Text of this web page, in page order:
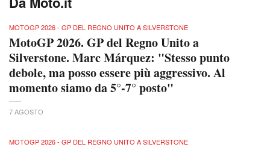
MOTOGP 2026 - GP DEL REGNO UNITO A SILVERSTONE
MotoGP 2026. GP del Regno Unito a
Silverstone. Marc Márquez: "Stesso punto
debole, ma posso essere più aggressivo. Al
momento siamo da 5°-7° posto"
7 AGOSTO
MOTOGP 2026 - GP DEL REGNO UNITO A SILVERSTONE